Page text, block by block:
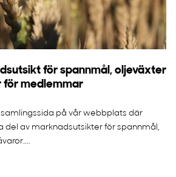
för spannmål, oljeväxter
för medlemmar
samlingssida på vår webbplats där
del av marknadsutsikter för spannmål,